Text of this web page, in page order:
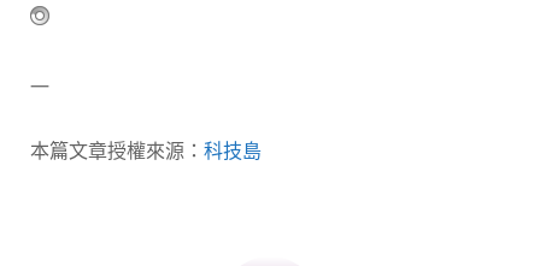
—
本篇文章授權來源： 科技島